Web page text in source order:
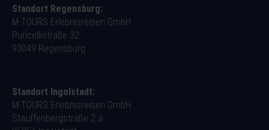
Standort Regensburg:
M-TOURS Erlebnisreisen GmbH
Puricellistraße 32
93049 Regensburg
Standort Ingolstadt:
M-TOURS Erlebnisreisen GmbH
Stauffenbergstraße 2 a